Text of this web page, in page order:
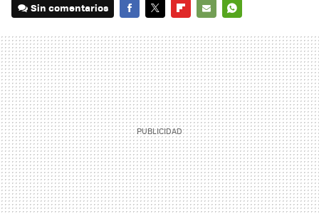
Sin comentarios
MAIL